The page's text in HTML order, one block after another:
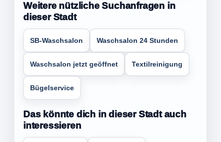
Weitere nützliche Suchanfragen in
dieser Stadt
SB-Waschsalon Waschsalon 24 Stunden
Waschsalon jetzt geöffnet Textilreinigung
Bügelservice
Das könnte dich in dieser Stadt auch
interessieren